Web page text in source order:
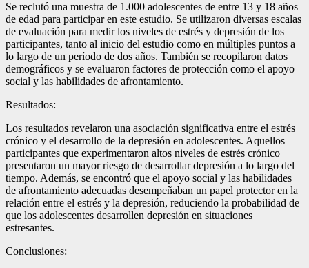
Se reclutó una muestra de 1.000 adolescentes de entre 13 y 18 años
de edad para participar en este estudio. Se utilizaron diversas escalas
de evaluación para medir los niveles de estrés y depresión de los
participantes, tanto al inicio del estudio como en múltiples puntos a
lo largo de un período de dos años. También se recopilaron datos
demográficos y se evaluaron factores de protección como el apoyo
social y las habilidades de afrontamiento.
Resultados:
Los resultados revelaron una asociación significativa entre el estrés
crónico y el desarrollo de la depresión en adolescentes. Aquellos
participantes que experimentaron altos niveles de estrés crónico
presentaron un mayor riesgo de desarrollar depresión a lo largo del
tiempo. Además, se encontró que el apoyo social y las habilidades
de afrontamiento adecuadas desempeñaban un papel protector en la
relación entre el estrés y la depresión, reduciendo la probabilidad de
que los adolescentes desarrollen depresión en situaciones
estresantes.
Conclusiones: